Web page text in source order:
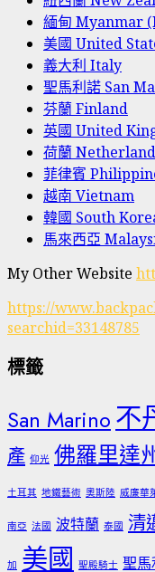
緬甸 Myanmar
美國 United
義大利 Italy
聖馬利諾 San
芬蘭 Finland
英國 United
荷蘭
菲律賓
越南 Vietnam
韓國 South
馬來西亞
My Other Website
https://
searchid=33148785
標籤
San Marino 不
產 仰光 佛羅里達
土耳其 地鐵藝術 奧斯陸 威廉華
南亞 法國 波特蘭 泰國 清
加 美國 聖殿騎士 聖